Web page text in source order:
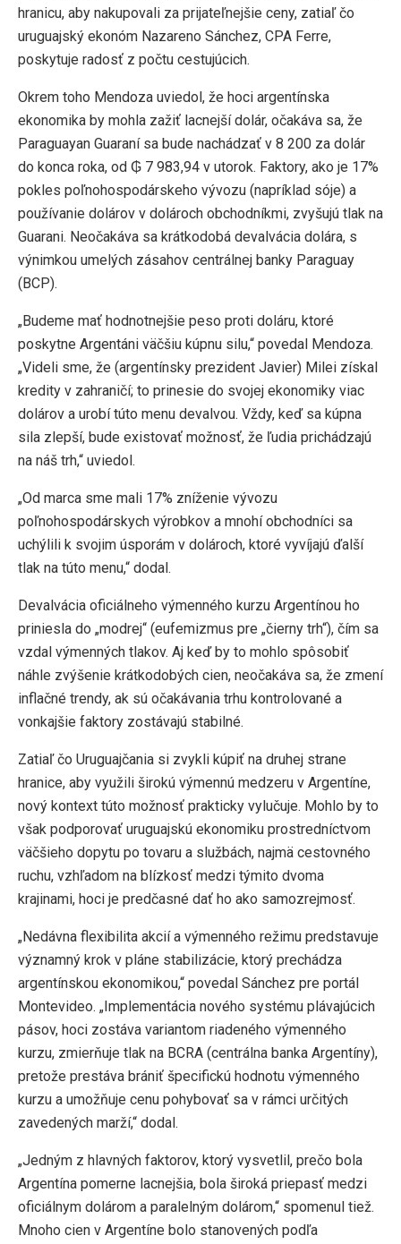
hranicu, aby nakupovali za prijateľnejšie ceny, zatiaľ čo
uruguajský ekonóm Nazareno Sánchez, CPA Ferre,
poskytuje radosť z počtu cestujúcich.
Okrem toho Mendoza uviedol, že hoci argentínska
ekonomika by mohla zažiť lacnejší dolár, očakáva sa, že
Paraguayan Guaraní sa bude nachádzať v 8 200 za dolár
do konca roka, od ₲ 7 983,94 v utorok. Faktory, ako je 17%
pokles poľnohospodárskeho vývozu (napríklad sóje) a
používanie dolárov v dolároch obchodníkmi, zvyšujú tlak na
Guarani. Neočakáva sa krátkodobá devalvácia dolára, s
výnimkou umelých zásahov centrálnej banky Paraguay
(BCP).
„Budeme mať hodnotnejšie peso proti doláru, ktoré
poskytne Argentáni väčšiu kúpnu silu,“ povedal Mendoza.
„Videli sme, že (argentínsky prezident Javier) Milei získal
kredity v zahraničí; to prinesie do svojej ekonomiky viac
dolárov a urobí túto menu devalvou. Vždy, keď sa kúpna
sila zlepší, bude existovať možnosť, že ľudia prichádzajú
na náš trh,“ uviedol.
„Od marca sme mali 17% zníženie vývozu
poľnohospodárskych výrobkov a mnohí obchodníci sa
uchýlili k svojim úsporám v dolároch, ktoré vyvíjajú ďalší
tlak na túto menu,“ dodal.
Devalvácia oficiálneho výmenného kurzu Argentínou ho
priniesla do „modrej“ (eufemizmus pre „čierny trh“), čím sa
vzdal výmenných tlakov. Aj keď by to mohlo spôsobiť
náhle zvýšenie krátkodobých cien, neočakáva sa, že zmení
inflačné trendy, ak sú očakávania trhu kontrolované a
vonkajšie faktory zostávajú stabilné.
Zatiaľ čo Uruguajčania si zvykli kúpiť na druhej strane
hranice, aby využili širokú výmennú medzeru v Argentíne,
nový kontext túto možnosť prakticky vylučuje. Mohlo by to
však podporovať uruguajskú ekonomiku prostredníctvom
väčšieho dopytu po tovaru a službách, najmä cestovného
ruchu, vzhľadom na blízkosť medzi týmito dvoma
krajinami, hoci je predčasné dať ho ako samozrejmosť.
„Nedávna flexibilita akcií a výmenného režimu predstavuje
významný krok v pláne stabilizácie, ktorý prechádza
argentínskou ekonomikou,“ povedal Sánchez pre portál
Montevideo. „Implementácia nového systému plávajúcich
pásov, hoci zostáva variantom riadeného výmenného
kurzu, zmierňuje tlak na BCRA (centrálna banka Argentíny),
pretože prestáva brániť špecifickú hodnotu výmenného
kurzu a umožňuje cenu pohybovať sa v rámci určitých
zavedených marží,“ dodal.
„Jedným z hlavných faktorov, ktorý vysvetlil, prečo bola
Argentína pomerne lacnejšia, bola široká priepasť medzi
oficiálnym dolárom a paralelným dolárom,“ spomenul tiež.
Mnoho cien v Argentíne bolo stanovených podľa